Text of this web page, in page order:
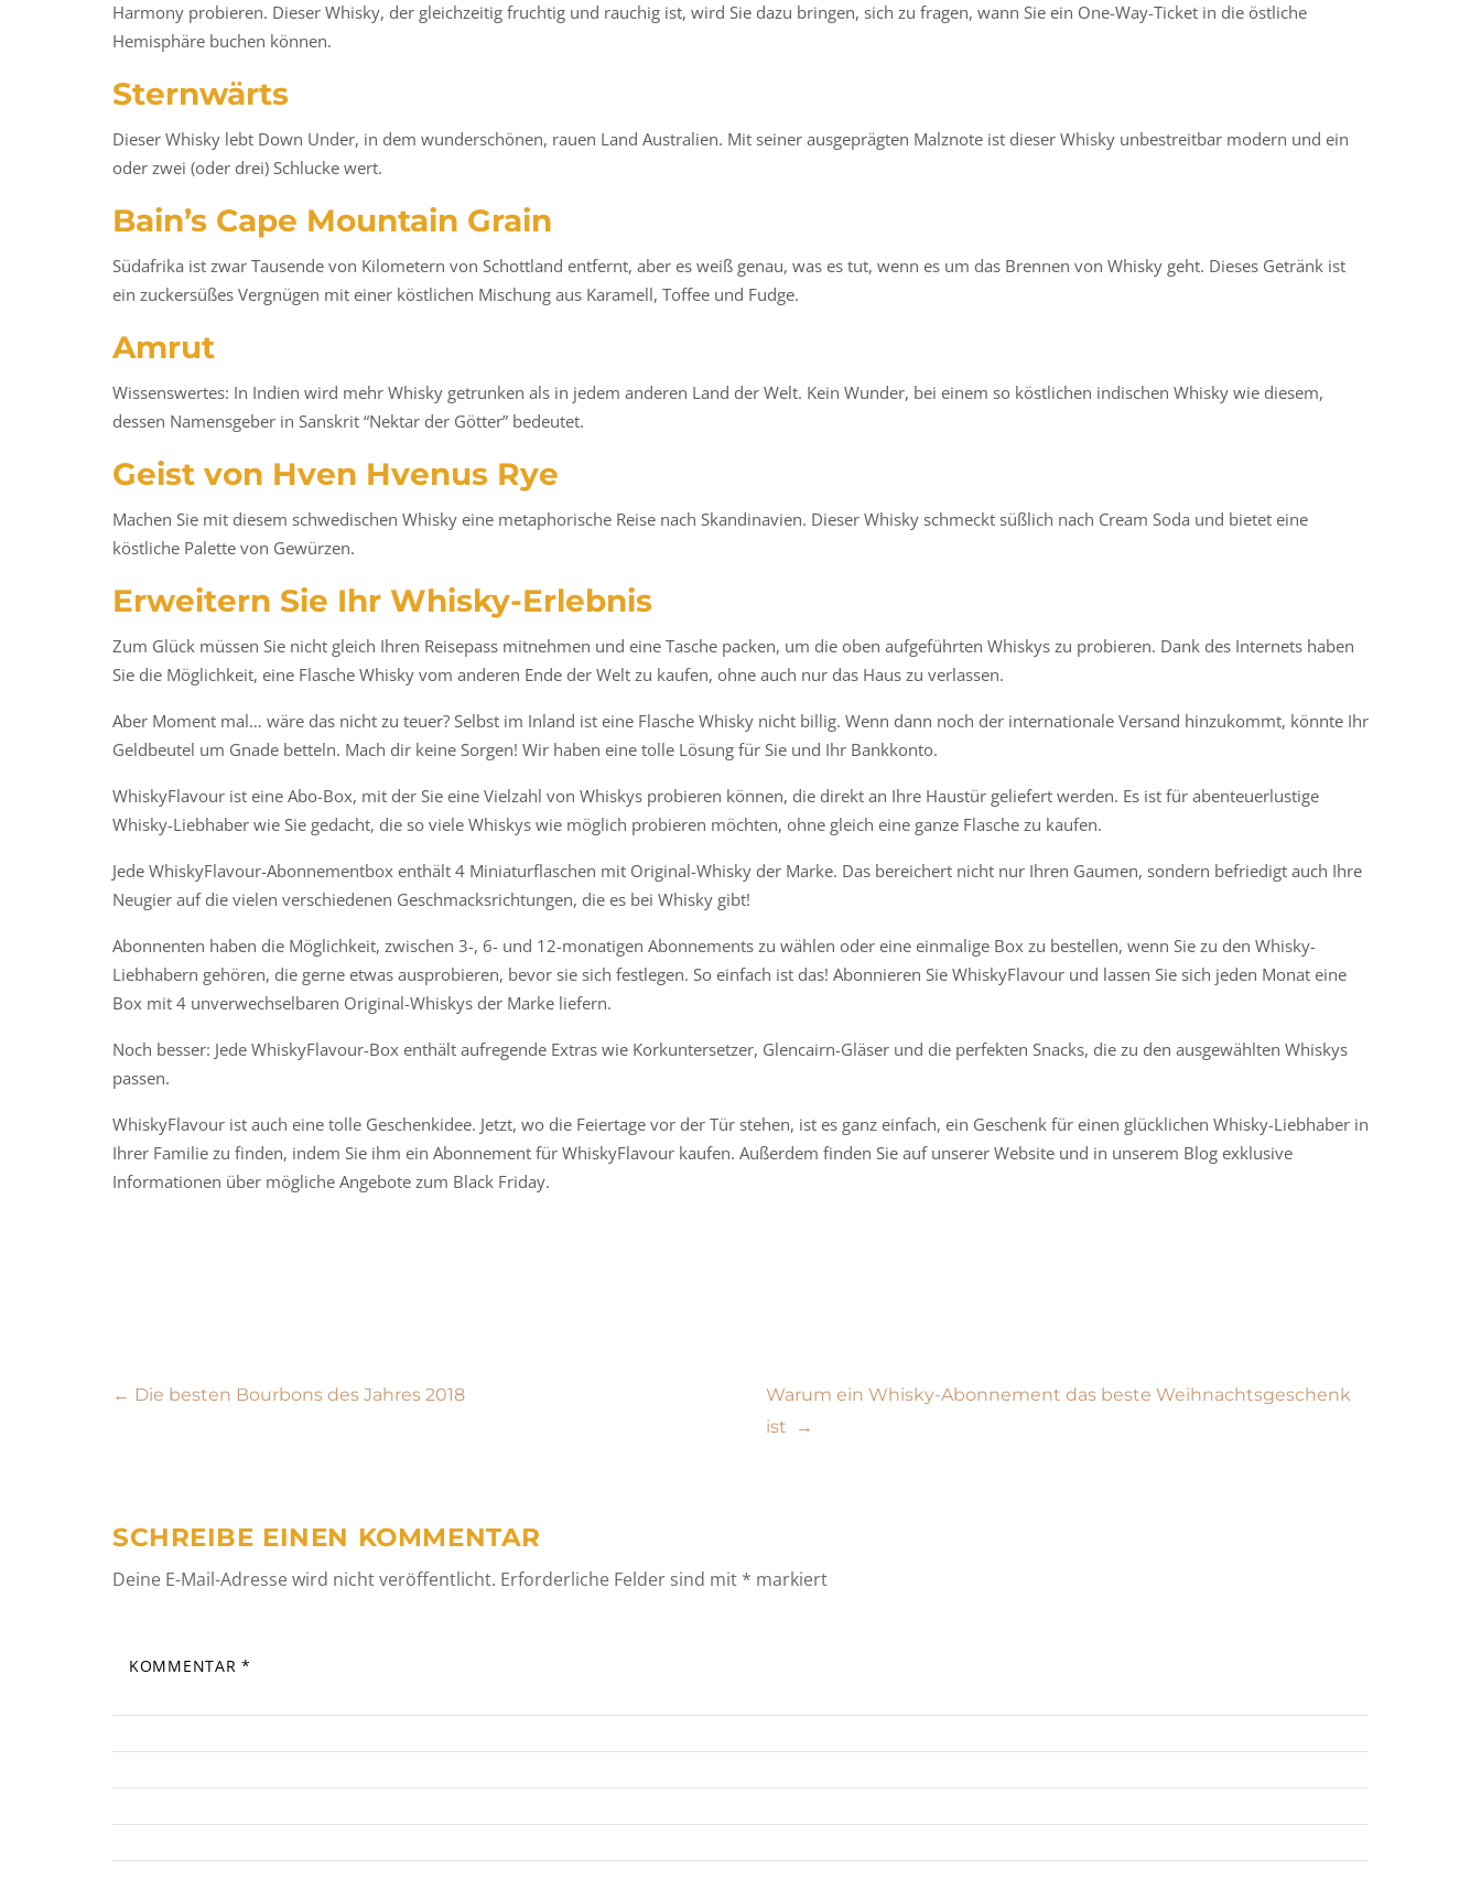
Harmony probieren. Dieser Whisky, der gleichzeitig fruchtig und rauchig ist, wird Sie dazu bringen, sich zu fragen, wann Sie ein One-Way-Ticket in die östliche
Hemisphäre buchen können.
Sternwärts
Dieser Whisky lebt Down Under, in dem wunderschönen, rauen Land Australien. Mit seiner ausgeprägten Malznote ist dieser Whisky unbestreitbar modern und ein
oder zwei (oder drei) Schlucke wert.
Bain’s Cape Mountain Grain
Südafrika ist zwar Tausende von Kilometern von Schottland entfernt, aber es weiß genau, was es tut, wenn es um das Brennen von Whisky geht. Dieses Getränk ist
ein zuckersüßes Vergnügen mit einer köstlichen Mischung aus Karamell, Toffee und Fudge.
Amrut
Wissenswertes: In Indien wird mehr Whisky getrunken als in jedem anderen Land der Welt. Kein Wunder, bei einem so köstlichen indischen Whisky wie diesem,
dessen Namensgeber in Sanskrit “Nektar der Götter” bedeutet.
Geist von Hven Hvenus Rye
Machen Sie mit diesem schwedischen Whisky eine metaphorische Reise nach Skandinavien. Dieser Whisky schmeckt süßlich nach Cream Soda und bietet eine
köstliche Palette von Gewürzen.
Erweitern Sie Ihr Whisky-Erlebnis
Zum Glück müssen Sie nicht gleich Ihren Reisepass mitnehmen und eine Tasche packen, um die oben aufgeführten Whiskys zu probieren. Dank des Internets haben
Sie die Möglichkeit, eine Flasche Whisky vom anderen Ende der Welt zu kaufen, ohne auch nur das Haus zu verlassen.
Aber Moment mal… wäre das nicht zu teuer? Selbst im Inland ist eine Flasche Whisky nicht billig. Wenn dann noch der internationale Versand hinzukommt, könnte Ihr
Geldbeutel um Gnade betteln. Mach dir keine Sorgen! Wir haben eine tolle Lösung für Sie und Ihr Bankkonto.
WhiskyFlavour ist eine Abo-Box, mit der Sie eine Vielzahl von Whiskys probieren können, die direkt an Ihre Haustür geliefert werden. Es ist für abenteuerlustige
Whisky-Liebhaber wie Sie gedacht, die so viele Whiskys wie möglich probieren möchten, ohne gleich eine ganze Flasche zu kaufen.
Jede WhiskyFlavour-Abonnementbox enthält 4 Miniaturflaschen mit Original-Whisky der Marke. Das bereichert nicht nur Ihren Gaumen, sondern befriedigt auch Ihre
Neugier auf die vielen verschiedenen Geschmacksrichtungen, die es bei Whisky gibt!
Abonnenten haben die Möglichkeit, zwischen 3-, 6- und 12-monatigen Abonnements zu wählen oder eine einmalige Box zu bestellen, wenn Sie zu den Whisky-
Liebhabern gehören, die gerne etwas ausprobieren, bevor sie sich festlegen. So einfach ist das! Abonnieren Sie WhiskyFlavour und lassen Sie sich jeden Monat eine
Box mit 4 unverwechselbaren Original-Whiskys der Marke liefern.
Noch besser: Jede WhiskyFlavour-Box enthält aufregende Extras wie Korkuntersetzer, Glencairn-Gläser und die perfekten Snacks, die zu den ausgewählten Whiskys
passen.
WhiskyFlavour ist auch eine tolle Geschenkidee. Jetzt, wo die Feiertage vor der Tür stehen, ist es ganz einfach, ein Geschenk für einen glücklichen Whisky-Liebhaber in
Ihrer Familie zu finden, indem Sie ihm ein Abonnement für WhiskyFlavour kaufen. Außerdem finden Sie auf unserer Website und in unserem Blog exklusive
Informationen über mögliche Angebote zum Black Friday.
Beitragsnavigation
← Die besten Bourbons des Jahres 2018
Warum ein Whisky-Abonnement das beste Weihnachtsgeschenk
ist
→
SCHREIBE EINEN KOMMENTAR
Deine E-Mail-Adresse wird nicht veröffentlicht. Erforderliche Felder sind mit * markiert
KOMMENTAR *